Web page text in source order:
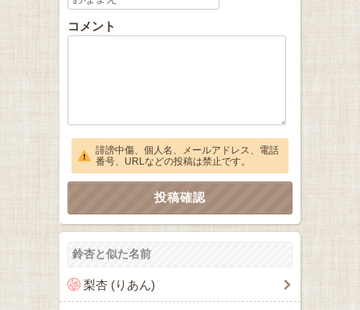
コメント
誹謗中傷、個人名、メールアドレス、電話
番号、URLなどの投稿は禁止です。
鈴杏と似た名前
梨杏 (りあん)